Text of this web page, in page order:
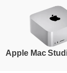
Apple Mac